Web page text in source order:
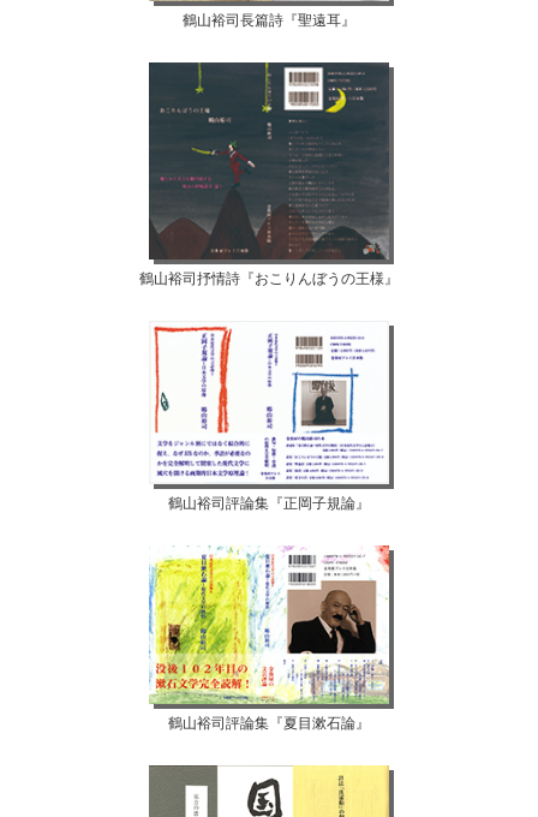
鶴山裕司長篇詩『聖遠耳』
鶴山裕司抒情詩『おこりんぼうの王様』
鶴山裕司評論集『正岡子規論』
鶴山裕司評論集『夏目漱石論』